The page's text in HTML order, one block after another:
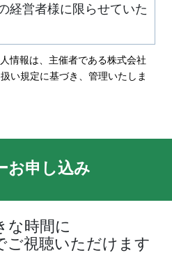
経営者様に限らせていた
情報は、主催者である株式会社
い規定に基づき、管理いたしま
お申し込み
な時間に
ご視聴いただけます